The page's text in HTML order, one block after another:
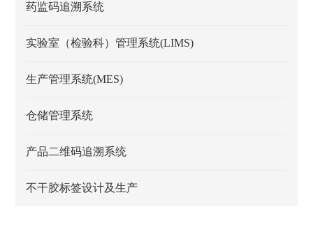
药监码追溯系统
实验室（检验科）管理系统(LIMS)
生产管理系统(MES)
仓储管理系统
产品二维码追溯系统
不干胶标签设计及生产